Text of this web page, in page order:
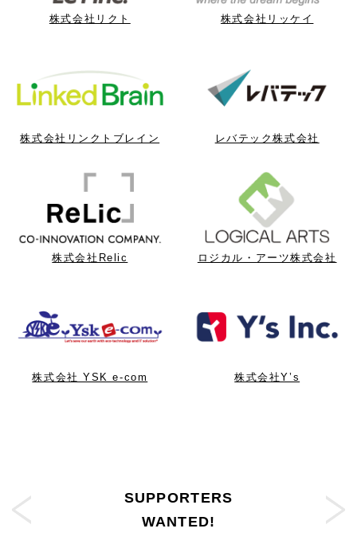
株式会社リクト 株式会社リッケイ
株式会社リンクトブレイン レバテック株式会社
株式会社Relic ロジカル・アーツ株式会社
株式会社 YSK e-com 株式会社Y’s
SUPPORTERS
WANTED!